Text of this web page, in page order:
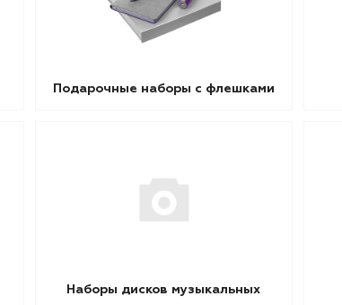
Подарочные наборы с флешками
Наборы дисков музыкальных